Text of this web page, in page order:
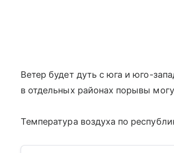
Ветер будет дуть с юга и юго-
в отдельных районах порывы
Температура воздуха по